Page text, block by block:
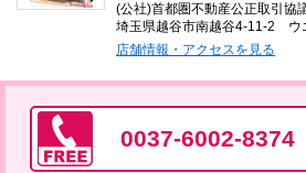
(公社)首都圏不動産公正取引協
埼玉県越谷市南越谷4-11-2 ウ
店舗情報・アクセスを見る
0037-6002-8374